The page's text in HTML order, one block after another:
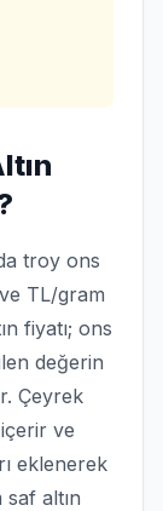
troy ons
TL/gram
fiyatı; ons
değerin
Çeyrek
ve
eklenerek
saf altın